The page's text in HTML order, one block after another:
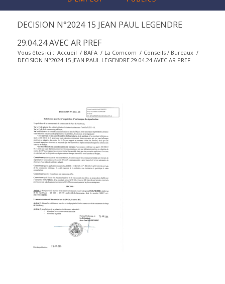
DECISION N°2024 15 JEAN PAUL LEGENDRE
29.04.24 AVEC AR PREF
Vous êtes ici : Accueil / BAFA / La Comcom / Conseils / Bureaux /
DECISION N°2024 15 JEAN PAUL LEGENDRE 29.04.24 AVEC AR PREF